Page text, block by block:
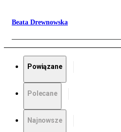
Beata Drewnowska
Powiązane
Polecane
Najnowsze